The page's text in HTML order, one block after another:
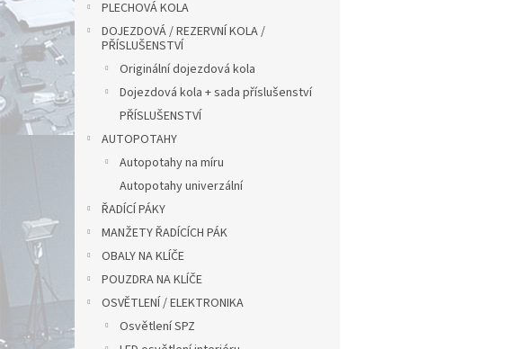
PLECHOVÁ KOLA
DOJEZDOVÁ / REZERVNÍ KOLA /
PŘÍSLUŠENSTVÍ
Originální dojezdová kola
Dojezdová kola + sada příslušenství
PŘÍSLUŠENSTVÍ
AUTOPOTAHY
Autopotahy na míru
Autopotahy univerzální
ŘADÍCÍ PÁKY
MANŽETY ŘADÍCÍCH PÁK
OBALY NA KLÍČE
POUZDRA NA KLÍČE
OSVĚTLENÍ / ELEKTRONIKA
Osvětlení SPZ